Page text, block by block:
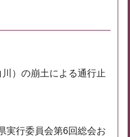
）の崩土による通行止
実行委員会第6回総会お